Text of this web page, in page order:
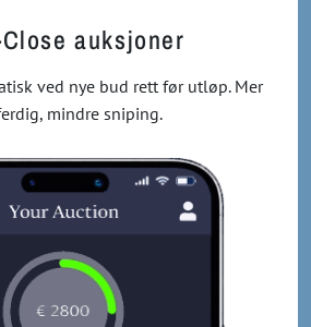
auksjoner
ved nye bud rett før utløp. Mer
mindre sniping.